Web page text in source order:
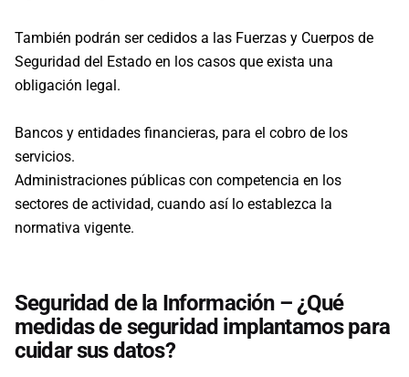
También podrán ser cedidos a las Fuerzas y Cuerpos de
Seguridad del Estado en los casos que exista una
obligación legal.
Bancos y entidades financieras, para el cobro de los
servicios.
Administraciones públicas con competencia en los
sectores de actividad, cuando así lo establezca la
normativa vigente.
Seguridad de la Información – ¿Qué
medidas de seguridad implantamos para
cuidar sus datos?